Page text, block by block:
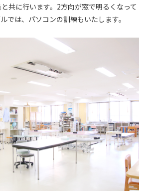
共に行います。2方向が窓で明るくなって
では、パソコンの訓練もいたします。